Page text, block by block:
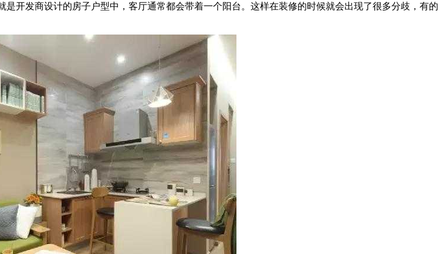
开发商设计的房子户型中，客厅通常都会带着一个阳台。这样在装修的时候就会出现了很多分歧，有的